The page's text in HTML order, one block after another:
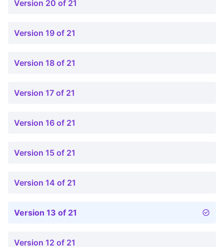
Version 20 of 21
Version 19 of 21
Version 18 of 21
Version 17 of 21
Version 16 of 21
Version 15 of 21
Version 14 of 21
Version 13 of 21
Version 12 of 21